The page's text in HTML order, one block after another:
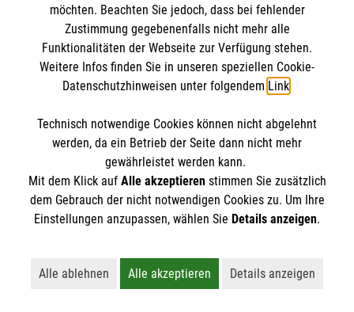
Newsletter abonnieren
Cookies verwalten Impressum | Datenschutz
möchten. Beachten Sie jedoch, dass bei fehlender
Zustimmung gegebenenfalls nicht mehr alle
Funktionalitäten der Webseite zur Verfügung stehen.
Weitere Infos finden Sie in unseren speziellen Cookie-
Datenschutzhinweisen unter folgendem Link.
Technisch notwendige Cookies können nicht abgelehnt
werden, da ein Betrieb der Seite dann nicht mehr
gewährleistet werden kann.
Mit dem Klick auf Alle akzeptierenstimmen Sie zusätzlich
dem Gebrauch der nicht notwendigen Cookies zu. Um Ihre
Einstellungen anzupassen, wählen Sie Details anzeigen.
Alle ablehnen
Lehnt alle nicht-essentiellen Cookies ab
Alle akzeptieren
Akzeptiert alle Cookies
Details anzeigen